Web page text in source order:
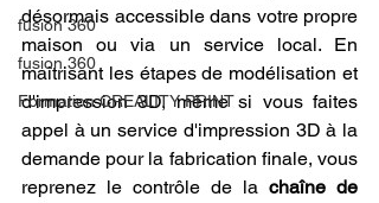
fusion 360
fusion 360
Formation CREALITY PRINT
désormais accessible dans votre propre
maison ou via un service local. En
maîtrisant les étapes de modélisation et
d'impression 3D, même si vous faites
appel à un service d'impression 3D à la
demande pour la fabrication finale, vous
reprenez le contrôle de la chaîne de